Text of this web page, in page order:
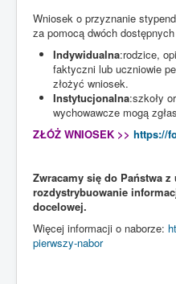
Wniosek o przyznanie
za pomocą dwóch
Indywidualna:rodzice,
faktyczni lub uczniowie
złożyć wniosek.
Instytucjonalna:szkoły
wychowawcze mogą
ZŁÓŻ WNIOSEK >> https://
Zwracamy się do Państwa
rozdystrybuowanie
docelowej.
Więcej informacji o naborze:
pierwszy-nabor